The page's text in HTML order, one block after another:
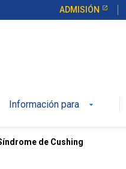
ADMISIÓN
Información para
de Cushing